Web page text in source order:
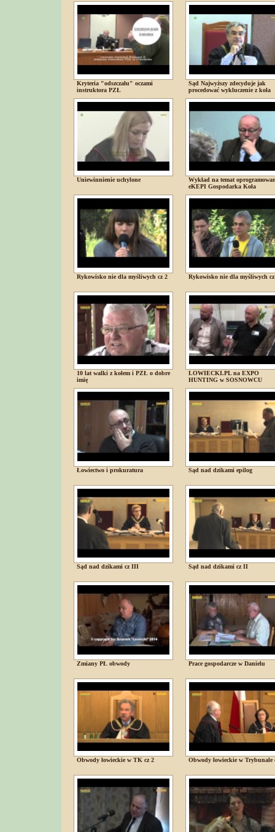
Kryteria "odszczału" oczami
instruktora PZŁ
Sąd Najwyższy zdecyduje jak
procedować wykluczenie z koła
Uniewinnienie uchylone
Wykład na temat
eKEPI Gospodarka Koła
Rykowisko nie dla myśliwych cz 2 Rykowisko nie dla myśliwych
10 lat walki z kołem i PZŁ o dobre
imię
LOWIECKI.PL na EXPO
HUNTING w SOSNOWCU
Łowiectwo i prokuratura Sąd nad dzikami epilog
Sąd nad dzikami cz III Sąd nad dzikami cz II
Zmiany PŁ obwody Prace gospodarcze w Danielu
Obwody łowieckie w TK cz 2 Obwody łowieckie w Trybunale